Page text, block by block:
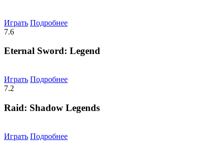
Играть Подробнее
7.6
Eternal Sword: Legend
Играть Подробнее
7.2
Raid: Shadow Legends
Играть Подробнее